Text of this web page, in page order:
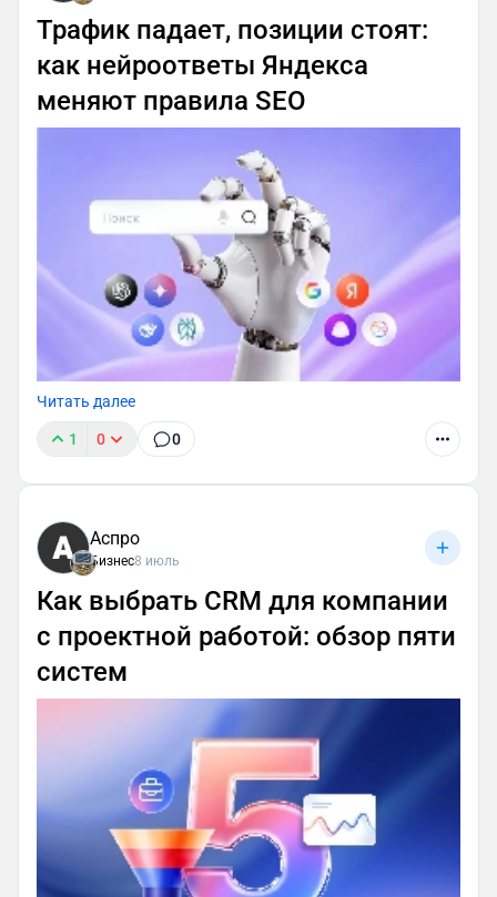
Трафик падает, позиции стоят:
как нейроответы Яндекса
меняют правила SEO
Читать далее
1 0 0
Аспро
Бизнес8 июль
Как выбрать CRM для компании
с проектной работой: обзор пяти
систем